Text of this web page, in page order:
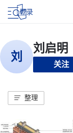
登录
关注
整理